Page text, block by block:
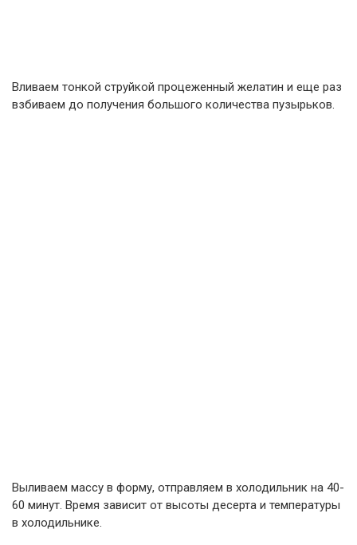
Вливаем тонкой струйкой процеженный желатин и еще раз
взбиваем до получения большого количества пузырьков.
Выливаем массу в форму, отправляем в холодильник на 40-
60 минут. Время зависит от высоты десерта и температуры
в холодильнике.